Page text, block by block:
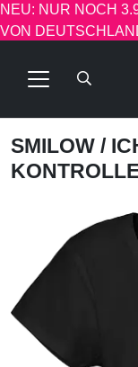
NEU: NUR NOCH
VON
SMILOW /